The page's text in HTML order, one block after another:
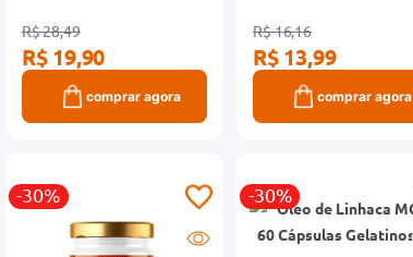
R$ 28,49
R$ 19,90
comprar agora
R$ 16,16
R$ 13,99
comprar agora
-30% -30%